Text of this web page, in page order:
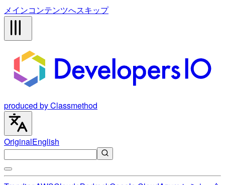
メインコンテンツへスキップ
produced by Classmethod
OriginalEnglish